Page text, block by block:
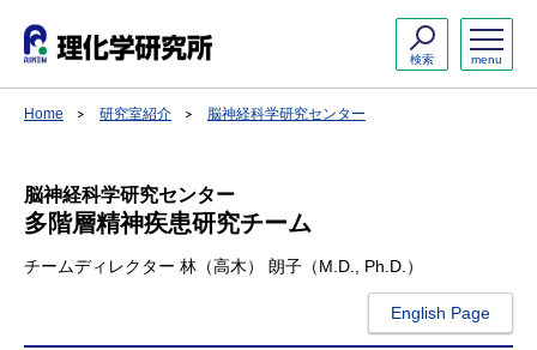
menu
検索
Home 研究室紹介 脳神経科学研究センター
脳神経科学研究センター
多階層精神疾患研究チーム
チームディレクター 林（高木） 朗子（M.D., Ph.D.）
English Page